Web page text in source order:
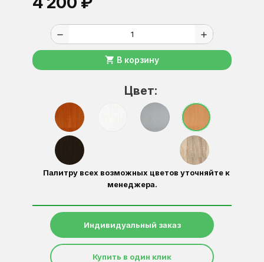
remove add
shopping_cart В корзину
Цвет:
Палитру всех возможных цветов уточняйте к
менеджера.
Индивидуальный заказ
Купить в один клик